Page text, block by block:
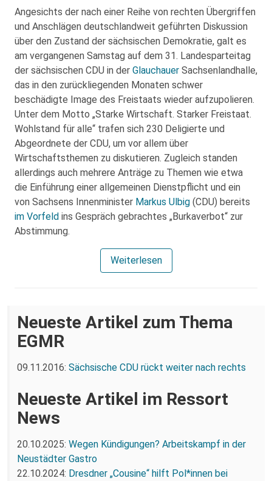
Angesichts der nach einer Reihe von rechten Übergriffen
und Anschlägen deutschlandweit geführten Diskussion
über den Zustand der sächsischen Demokratie, galt es
am vergangenen Samstag auf dem 31. Landesparteitag
der sächsischen CDU in der Glauchauer Sachsenlandhalle,
das in den zurückliegenden Monaten schwer
beschädigte Image des Freistaats wieder aufzupolieren.
Unter dem Motto „Starke Wirtschaft. Starker Freistaat.
Wohlstand für alle“ trafen sich 230 Deligierte und
Abgeordnete der CDU, um vor allem über
Wirtschaftsthemen zu diskutieren. Zugleich standen
allerdings auch mehrere Anträge zu Themen wie etwa
die Einführung einer allgemeinen Dienstpflicht und ein
von Sachsens Innenminister Markus Ulbig (CDU) bereits
im Vorfeld ins Gespräch gebrachtes „Burkaverbot“ zur
Abstimmung.
Weiterlesen
Neueste Artikel zum Thema
EGMR
09.11.2016: Sächsische CDU rückt weiter nach rechts
Neueste Artikel im Ressort
News
20.10.2025: Wegen Kündigungen? Arbeitskampf in der
Neustädter Gastro
22.10.2024: Dresdner „Cousine“ hilft Pol*innen bei